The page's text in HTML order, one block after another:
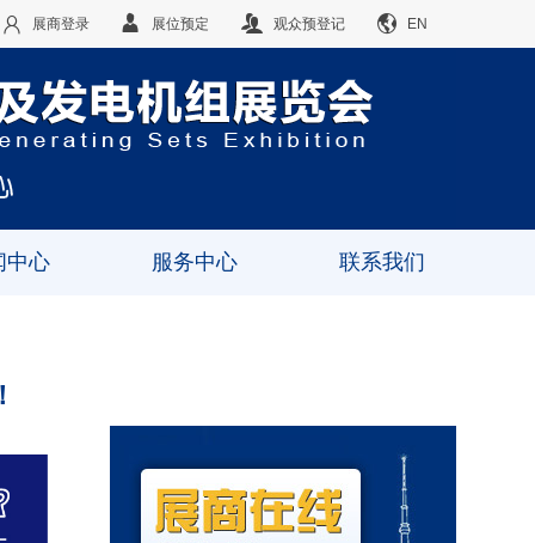
展商登录 展位预定 观众预登记 EN
中心 服务中心 联系我们